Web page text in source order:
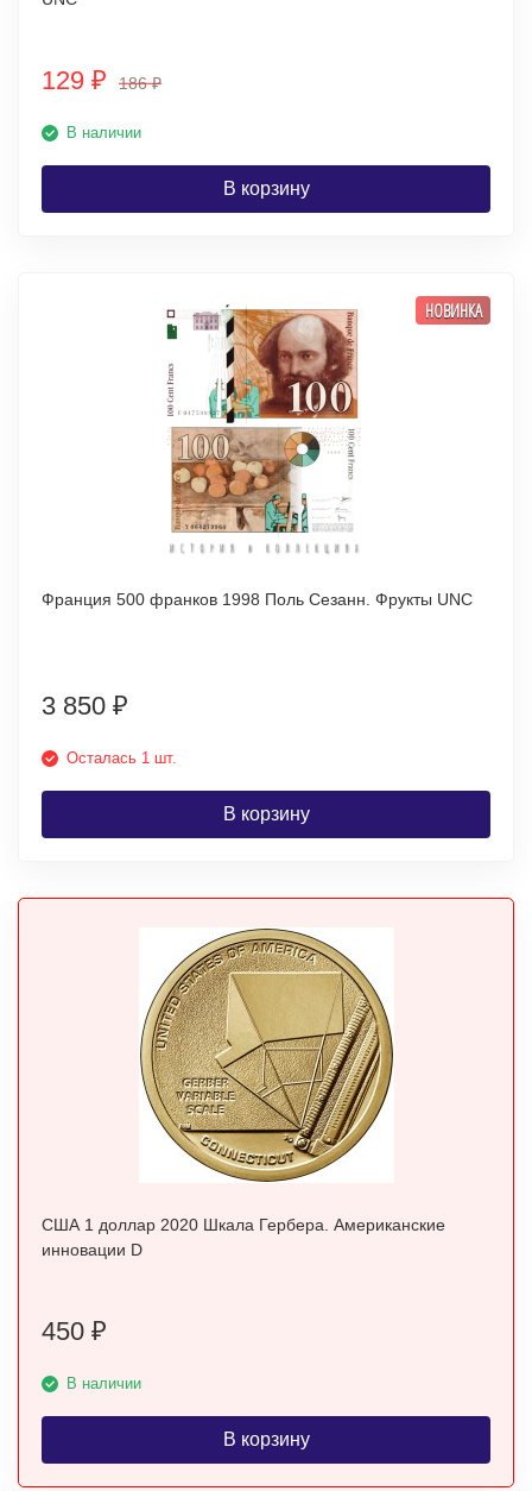
129 ₽ 186₽
В наличии
В корзину
НОВИНКА
Франция 500 франков 1998 Поль Сезанн. Фрукты UNC
3 850 ₽
Осталась 1 шт.
В корзину
США 1 доллар 2020 Шкала Гербера. Американские
инновации D
450 ₽
В наличии
В корзину